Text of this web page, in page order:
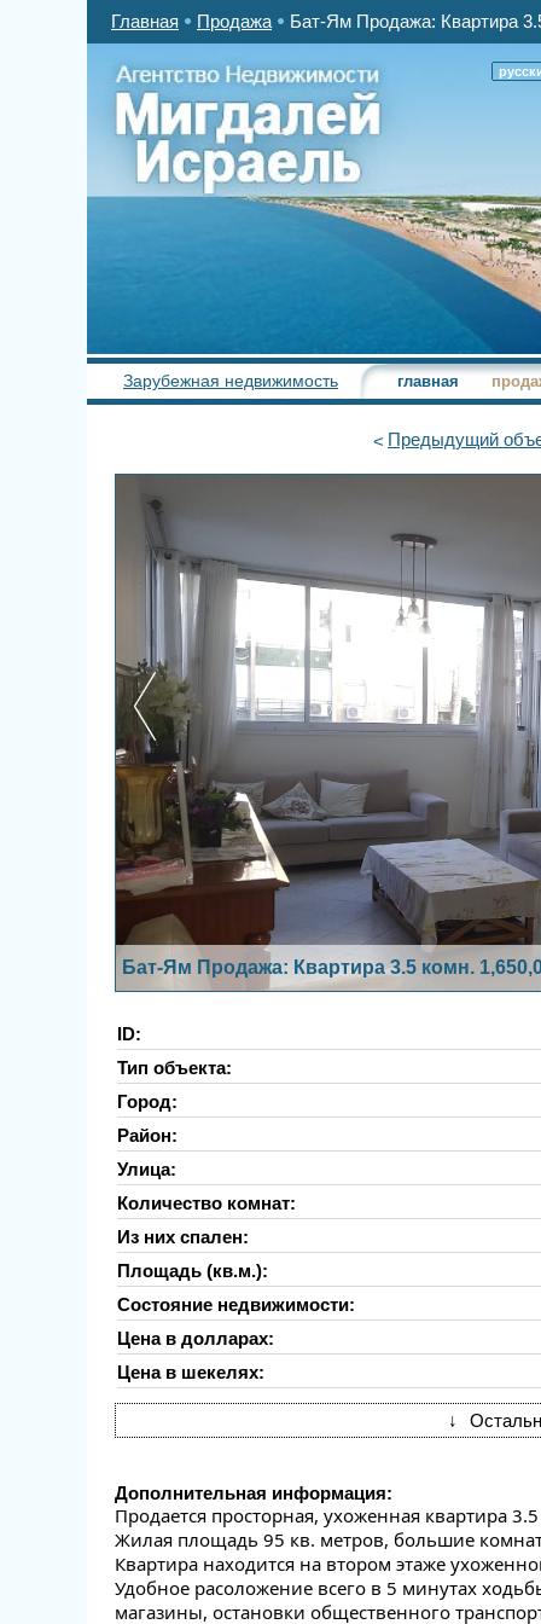
Главная Продажа Бат-Ям Продажа: Квартира
Зарубежная недвижимость главная
Предыдущий
Бат-Ям Продажа: Квартира 3.5 комн.
ID:
Тип объекта:
Город:
Район:
Улица:
Количество комнат:
Из них спален:
Площадь (кв.м.):
Состояние недвижимости:
Цена в долларах:
Цена в шекелях:
↓
Дополнительная информация:
Продается просторная, ухоженная квартира
Жилая площадь 95 кв. метров, большие
Квартира находится на втором этаже
Удобное расоложение всего в 5 минутах
магазины, остановки общественного